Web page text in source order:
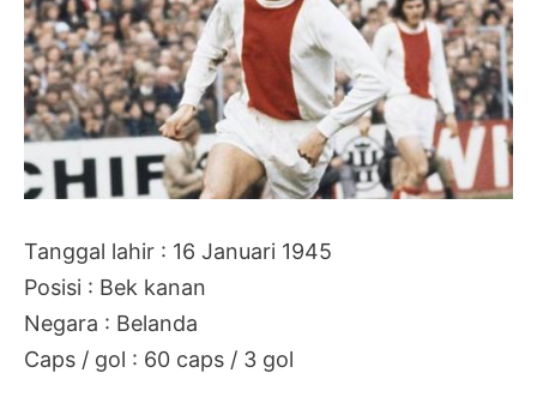
Tanggal lahir : 16 Januari 1945
Posisi : Bek kanan
Negara : Belanda
Caps / gol : 60 caps / 3 gol